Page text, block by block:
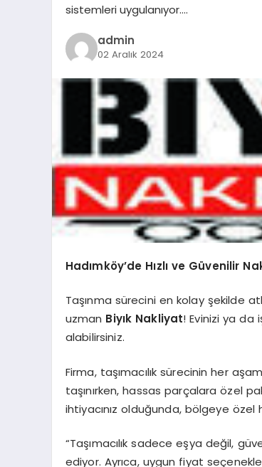
sistemleri uygulanıyor….
admin
02 Aralık 2024
Hadımköy’de Hızlı ve Güvenilir
Taşınma sürecini en kolay şekilde
uzman Biyık Nakliyat! Evinizi ya da
alabilirsiniz.
Firma, taşımacılık sürecinin her
taşınırken, hassas parçalara özel
ihtiyacınız olduğunda, bölgeye özel
“Taşımacılık sadece eşya değil,
ediyor. Ayrıca, uygun fiyat